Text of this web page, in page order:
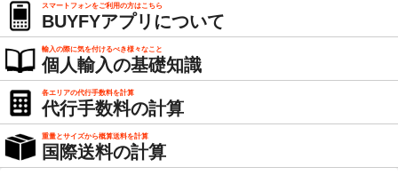
スマートフォンをご利用の方はこちら
BUYFYアプリについて
輸入の際に気を付けるべき様々なこと
個人輸入の基礎知識
各エリアの代行手数料を計算
代行手数料の計算
重量とサイズから概算送料を計算
国際送料の計算